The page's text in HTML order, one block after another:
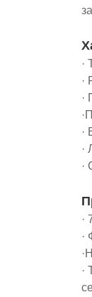
·
·
·
·
·
·
·
·
·